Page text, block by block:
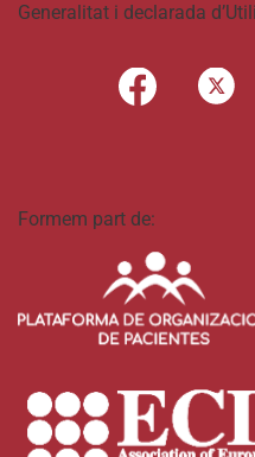
Generalitat i declarada
Formem part de: